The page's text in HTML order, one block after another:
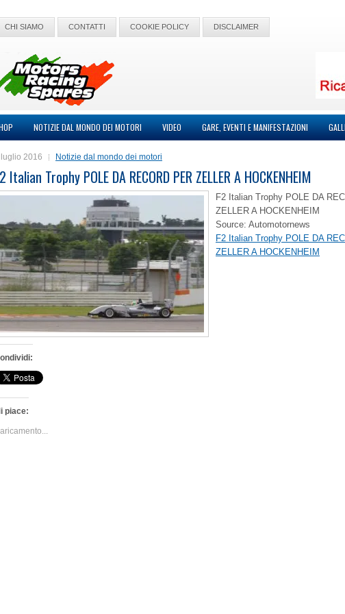
CHI SIAMO CONTATTI COOKIE POLICY DISCLAIMER
NOTIZIE DAL MONDO DEI MOTORI VIDEO GARE, EVENTI E MANIFESTAZIONI
2016 Notizie dal mondo dei motori
Italian Trophy POLE DA RECORD PER ZELLER A HOCKENHEIM
F2 Italian Trophy POLE DA
ZELLER A HOCKENHEIM
Source: Automotornews
F2 Italian Trophy POLE DA
ZELLER A HOCKENHEIM
piace: